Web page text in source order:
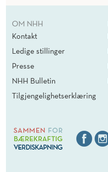
OM NHH
Kontakt
Ledige stillinger
Presse
NHH Bulletin
Tilgjengelighetserklæring